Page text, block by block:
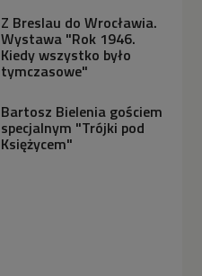
Z Breslau do Wrocławia.
Wystawa "Rok 1946.
Kiedy wszystko było
tymczasowe"
Bartosz Bielenia gościem
specjalnym "Trójki pod
Księżycem"